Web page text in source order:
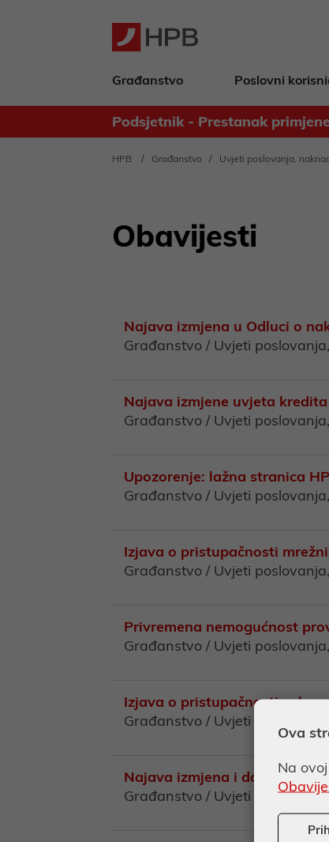
Građanstvo Poslovni
Podsjetnik - Prestanak
Obavijest za deponente
HPB Građanstvo Uvjeti poslovanja,
Obavijesti
Najava izmjena u Odluci o
Građanstvo / Uvjeti
Najava izmjene uvjeta
Građanstvo / Uvjeti
Upozorenje: lažna stranica
Građanstvo / Uvjeti
Izjava o pristupačnosti
Građanstvo / Uvjeti
Privremena nemogućnost
Građanstvo / Uvjeti
Izjava o pristupačnosti
Građanstvo / Uvjeti
Najava izmjena i dopuna
Građanstvo / Uvjeti
Ova
Na